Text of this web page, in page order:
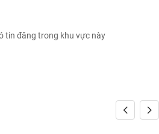
tin đăng trong khu vực này